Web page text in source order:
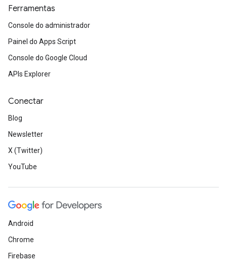
Ferramentas
Console do administrador
Painel do Apps Script
Console do Google Cloud
APIs Explorer
Conectar
Blog
Newsletter
X (Twitter)
YouTube
Android
Chrome
Firebase